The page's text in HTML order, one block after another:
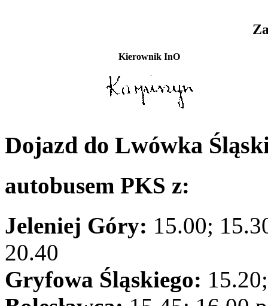
Kierownik InO
Dojazd do Lwówka
autobusem PKS z:
Jeleniej Góry: 15.00;
20.40
Gryfowa Śląskiego: